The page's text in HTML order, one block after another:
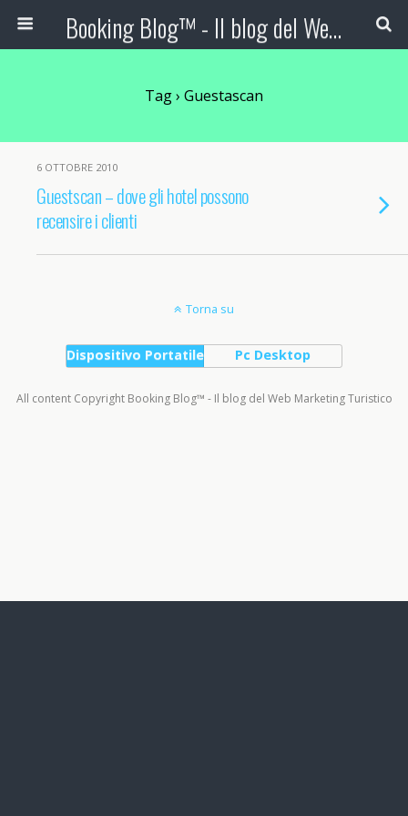
Booking Blog™ - Il blog del Web Marketing Turistico
Tag › Guestascan
6 OTTOBRE 2010
Guestscan – dove gli hotel possono
recensire i clienti
Torna su
Dispositivo Portatile Pc Desktop
All content Copyright Booking Blog™ - Il blog del Web Marketing Turistico